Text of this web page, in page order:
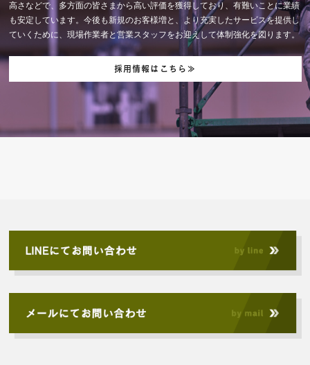
高さなどで、多方面の皆さまから高い評価を獲得しており、有難いことに業績
も安定しています。今後も新規のお客様増と、より充実したサービスを提供し
ていくために、現場作業者と営業スタッフをお迎えして体制強化を図ります。
採用情報はこちら≫